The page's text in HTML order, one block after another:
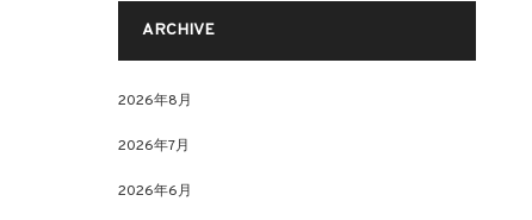
ARCHIVE
2026年8月
2026年7月
2026年6月